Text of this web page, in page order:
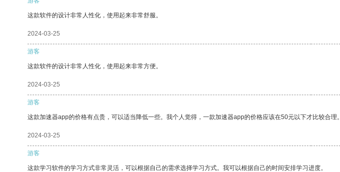
这款软件的设计非常人性化，使用起来非常舒服。
2024-03-25
游客
这款软件的设计非常人性化，使用起来非常方便。
2024-03-25
游客
这款加速器app的价格有点贵，可以适当降低一些。我个人觉得，一款加速器app的价格应该在50元以下才比较合理。
2024-03-25
游客
这款学习软件的学习方式非常灵活，可以根据自己的需求选择学习方式。我可以根据自己的时间安排学习进度。